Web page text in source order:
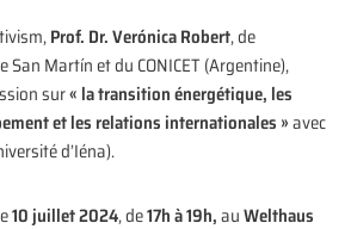
Prof. Dr. Verónica Robert, de
San Martín et du CONICET (Argentine),
sur« la transition énergétique, les
et les relations internationales »avec
d’Iéna).
10 juillet 2024, de17h à 19h,auWelthaus